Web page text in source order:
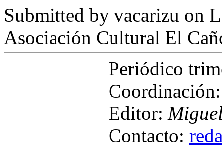
Submitted by vacarizu on
Asociación Cultural El
Periódico
Editor:
Contacto: